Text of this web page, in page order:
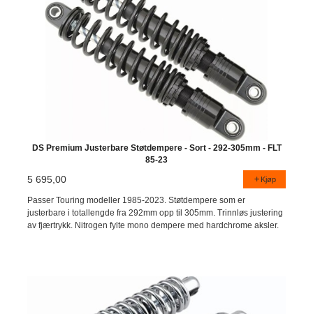
DS Premium Justerbare Støtdempere - Sort - 292-305mm - FLT
85-23
5 695,00 Kjøp
Passer Touring modeller 1985-2023. Støtdempere som er
justerbare i totallengde fra 292mm opp til 305mm. Trinnløs justering
av fjærtrykk. Nitrogen fylte mono dempere med hardchrome aksler.